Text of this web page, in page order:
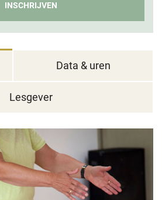
INSCHRIJVEN
Data & uren
Lesgever